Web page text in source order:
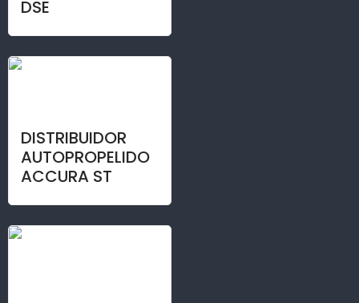
DSE
DISTRIBUIDOR
AUTOPROPELIDO
ACCURA ST